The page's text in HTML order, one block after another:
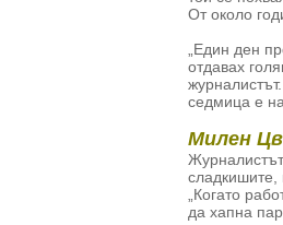
От около
„Един ден
отдавах
седмица е
Милен
сладкишите,
„Когато
да хапна